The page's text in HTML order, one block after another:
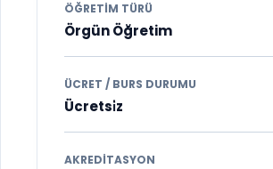
ÖĞRETIM TÜRÜ
Örgün Öğretim
ÜCRET / BURS DURUMU
Ücretsi̇z
AKREDITASYON